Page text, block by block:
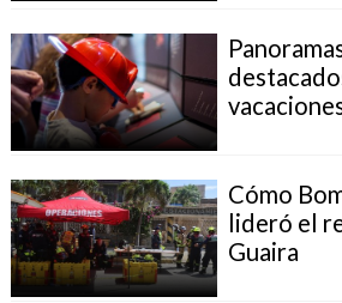
Cómo
lideró el
Guaira